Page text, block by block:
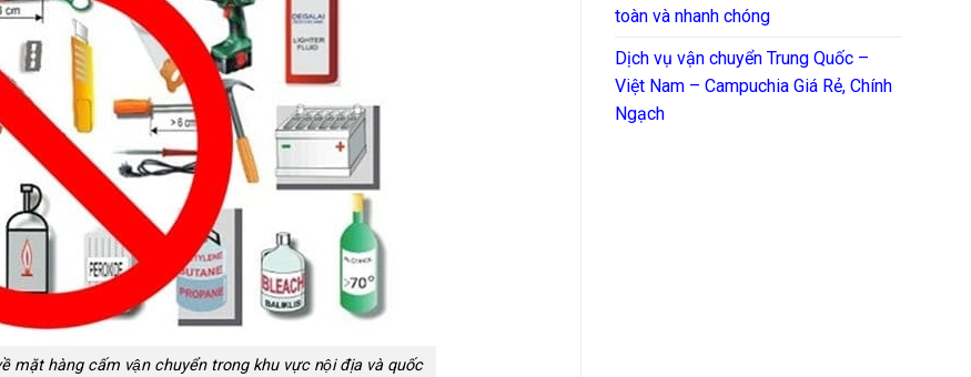
mặt hàng cấm vận chuyển trong khu vực nội địa và quốc
toàn và nhanh chóng
Dịch vụ vận chuyển Trung Quốc –
Việt Nam – Campuchia Giá Rẻ, Chính
Ngạch